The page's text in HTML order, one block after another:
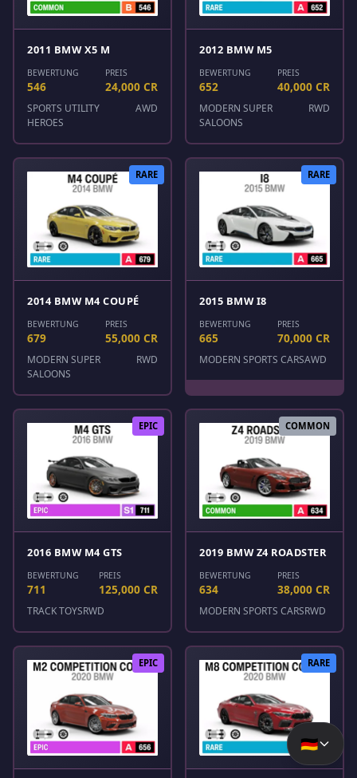
2011 BMW X5 M
BEWERTUNG
546
PREIS
24,000 CR
SPORTS UTILITY
HEROES
AWD
2012 BMW M5
BEWERTUNG
652
PREIS
40,000 CR
MODERN SUPER
SALOONS
RWD
RARE
2014 BMW M4 COUPÉ
BEWERTUNG
679
PREIS
55,000 CR
MODERN SUPER
SALOONS
RWD
RARE
2015 BMW I8
BEWERTUNG
665
PREIS
70,000 CR
MODERN SPORTS CARSAWD
EPIC
2016 BMW M4 GTS
BEWERTUNG
711
PREIS
125,000 CR
TRACK TOYSRWD
COMMON
2019 BMW Z4 ROADSTER
BEWERTUNG
634
PREIS
38,000 CR
MODERN SPORTS CARSRWD
EPIC RARE
🇩🇪